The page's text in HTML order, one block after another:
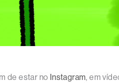
de estar no Instagram, em